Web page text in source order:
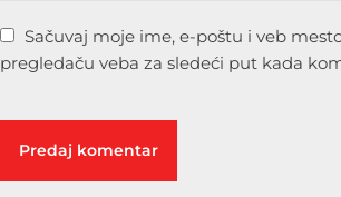
Sačuvaj moje ime, e-poštu i veb
pregledaču veba za sledeći put kada